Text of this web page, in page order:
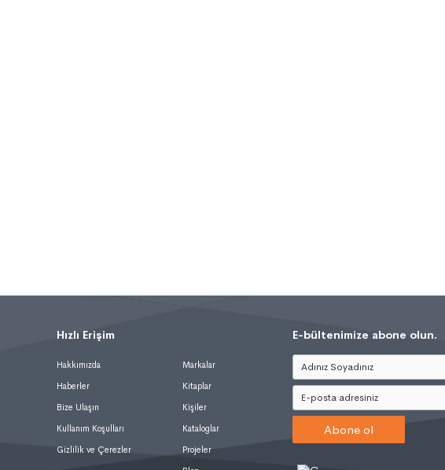
Hızlı Erişim
Hakkımızda
Haberler
Bize Ulaşın
Kullanım Koşulları
Gizlilik ve Çerezler
Markalar
Kitaplar
Kişiler
Kataloglar
Projeler
E-bültenimize abone olun.
Abone ol